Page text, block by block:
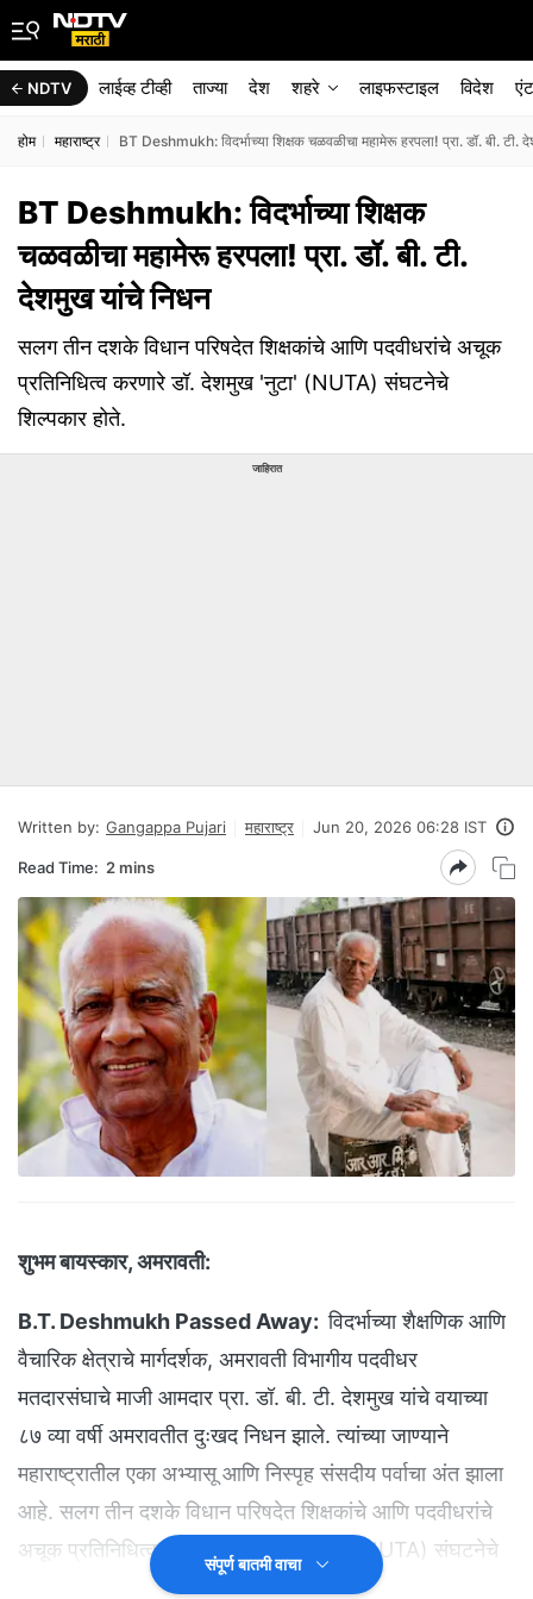
NDTV लाईव्ह टीव्ही ताज्या देश शहरे लाइफस्टाइल विदेश
होम महाराष्ट्र BT Deshmukh: विदर्भाच्या शिक्षक चळवळीचा महामेरू हरपला! प्रा. डॉ. बी. टी.
BT Deshmukh: विदर्भाच्या शिक्षक
चळवळीचा महामेरू हरपला! प्रा. डॉ. बी. टी.
देशमुख यांचे निधन
सलग तीन दशके विधान परिषदेत शिक्षकांचे आणि पदवीधरांचे अचूक
प्रतिनिधित्व करणारे डॉ. देशमुख 'नुटा' (NUTA) संघटनेचे
शिल्पकार होते.
जाहिरात
Written by: Gangappa Pujari महाराष्ट्र Jun 20, 2026 06:28 IST
Read Time: 2 mins
शुभम बायस्कार, अमरावती:
B.T. Deshmukh Passed Away:विदर्भाच्या शैक्षणिक आणि
वैचारिक क्षेत्राचे मार्गदर्शक, अमरावती विभागीय पदवीधर
मतदारसंघाचे माजी आमदार प्रा. डॉ. बी. टी. देशमुख यांचे वयाच्या
८७ व्या वर्षी अमरावतीत दुःखद निधन झाले. त्यांच्या जाण्याने
महाराष्ट्रातील एका अभ्यासू आणि निस्पृह संसदीय पर्वाचा अंत झाला
आहे. सलग तीन दशके विधान परिषदेत शिक्षकांचे आणि पदवीधरांचे
अचूक प्रतिनिधित्व करणारे डॉ. देशमुख 'नुटा' (NUTA) संघटनेचे
संपूर्ण बातमी वाचा